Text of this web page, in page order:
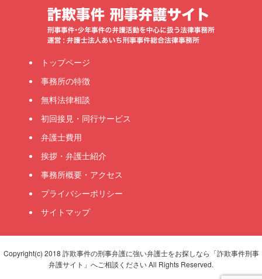
トップページ
事務所の特徴
無料法律相談
初回接見・同行サービス
弁護士費用
挨拶・弁護士紹介
事務所概要・アクセス
プライバシーポリシー
サイトマップ
Copyright(c) 2018 詐欺事件の刑事弁護に強い弁護士をお探しなら「詐欺事件刑事
弁護サイト」へご相談ください All Rights Reserved.